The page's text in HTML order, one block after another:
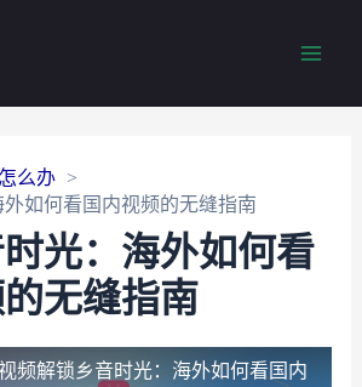
么办
如何看国内视频的无缝指南
光：海外如何看
无缝指南
频解锁乡音时光：海外如何看国内